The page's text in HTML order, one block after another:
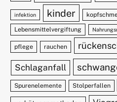
infektion kinder
Lebensmittelvergiftung
pflege rauchen
Schlaganfall
Spurenelemente Stolperfallen